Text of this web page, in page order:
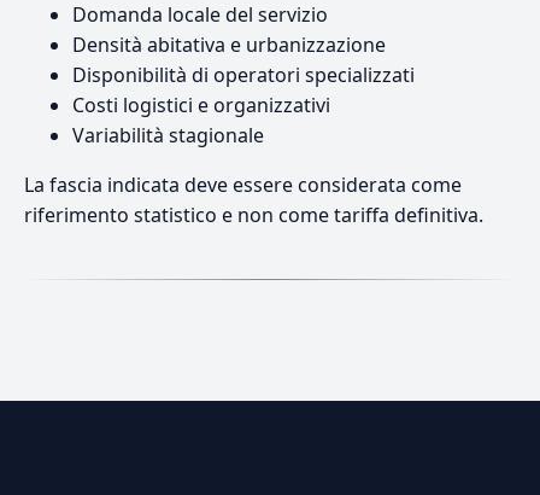
Domanda locale del servizio
Densità abitativa e urbanizzazione
Disponibilità di operatori specializzati
Costi logistici e organizzativi
Variabilità stagionale
La fascia indicata deve essere considerata come
riferimento statistico e non come tariffa definitiva.